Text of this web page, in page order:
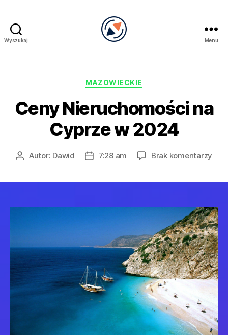
Wyszukaj Menu
Kategorie
MAZOWIECKIE
Ceny Nieruchomości na
Cyprze w 2024
AutorAutor: Dawid
Data7:28 am Brak komentarzy
w